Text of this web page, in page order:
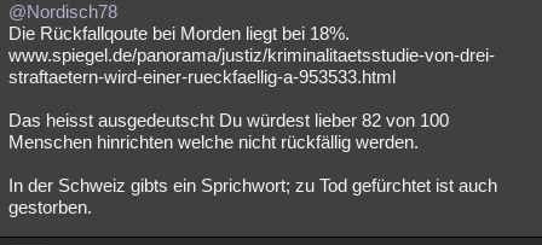
@Nordisch78
Die Rückfallqoute bei Morden liegt bei 18%.
www.spiegel.de/panorama/justiz/kriminalitaetsstudie-von-drei-
straftaetern-wird-einer-rueckfaellig-a-953533.html
Das heisst ausgedeutscht Du würdest lieber 82 von 100
Menschen hinrichten welche nicht rückfällig werden.
In der Schweiz gibts ein Sprichwort; zu Tod gefürchtet ist auch
gestorben.